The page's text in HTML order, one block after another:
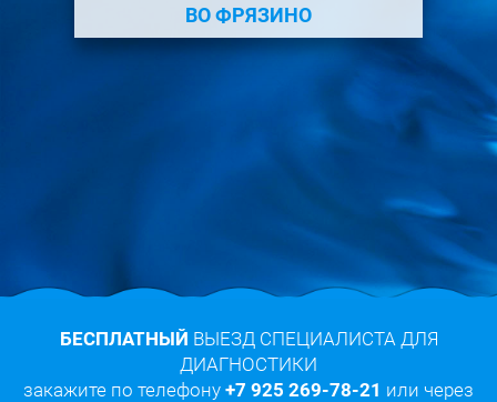
ВО ФРЯЗИНО
БЕСПЛАТНЫЙ ВЫЕЗД СПЕЦИАЛИСТА ДЛЯ
ДИАГНОСТИКИ
закажите по телефону +7 925 269-78-21 или через